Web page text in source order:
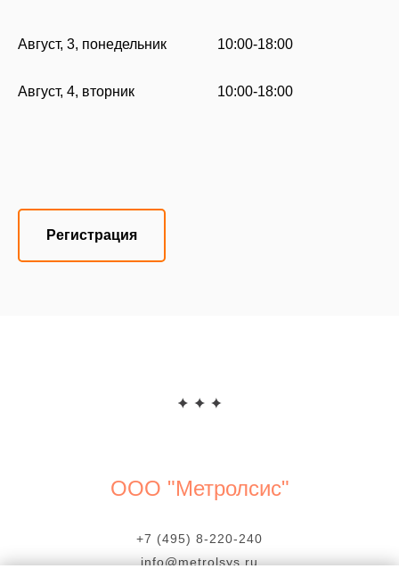
Август, 3, понедельник 10:00-18:00
Август, 4, вторник 10:00-18:00
Регистрация
ООО "Метролсис"
+7 (495) 8-220-240
info@metrolsys.ru